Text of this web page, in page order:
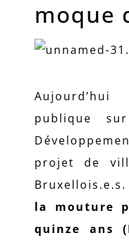
moque
publique
projet de
Bruxellois.e.s.
la mouture
quinze ans